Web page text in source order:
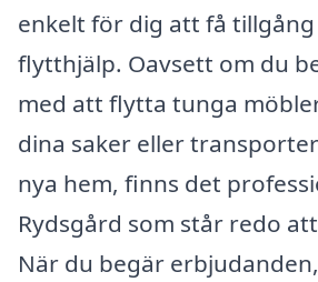
enkelt för dig att få
flytthjälp. Oavsett om du
med att flytta tunga
dina saker eller
nya hem, finns det
Rydsgård som står redo
När du begär